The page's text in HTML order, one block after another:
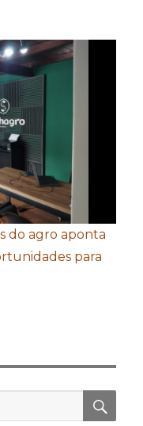
do agro aponta
para